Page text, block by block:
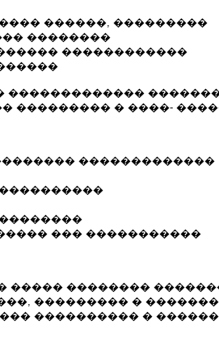
������, ���������
��������
������������
� �������������
��������� � ����-
�������������
��� �����������
����� ��������
��������� �
���������� �